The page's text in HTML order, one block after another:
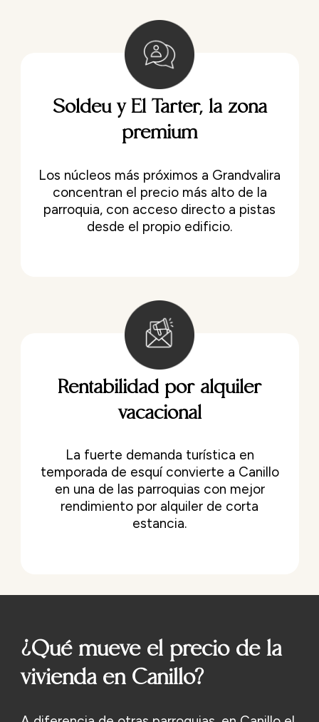
Soldeu y El Tarter, la zona
premium
Los núcleos más próximos a Grandvalira
concentran el precio más alto de la
parroquia, con acceso directo a pistas
desde el propio edificio.
Rentabilidad por alquiler
vacacional
La fuerte demanda turística en
temporada de esquí convierte a Canillo
en una de las parroquias con mejor
rendimiento por alquiler de corta
estancia.
¿Qué mueve el precio de la
vivienda en Canillo?